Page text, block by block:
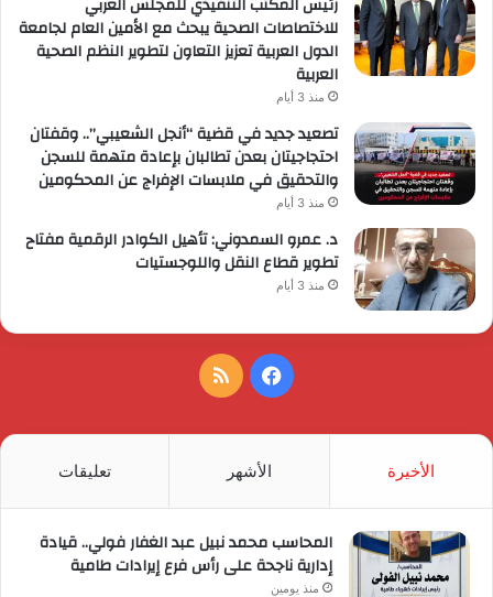
للاختصاصات الصحية يبحث مع الأمين العام لجامعة
الدول العربية تعزيز التعاون لتطوير النظم الصحية
العربية
منذ 3 أيام
تصعيد جديد في قضية “أنجل الشعيبي”.. وقفتان
احتجاجيتان بعدن تطالبان بإعادة متهمة للسجن
والتحقيق في ملابسات الإفراج عن المحكومين
منذ 3 أيام
د. عمرو السمدوني: تأهيل الكوادر الرقمية مفتاح
تطوير قطاع النقل واللوجستيات
منذ 3 أيام
فيسبوكملخص
الأخيرة الأشهر تعليقات
المحاسب محمد نبيل عبد الغفار فولي.. قيادة
إدارية ناجحة على رأس فرع إيرادات طامية
منذ يومين